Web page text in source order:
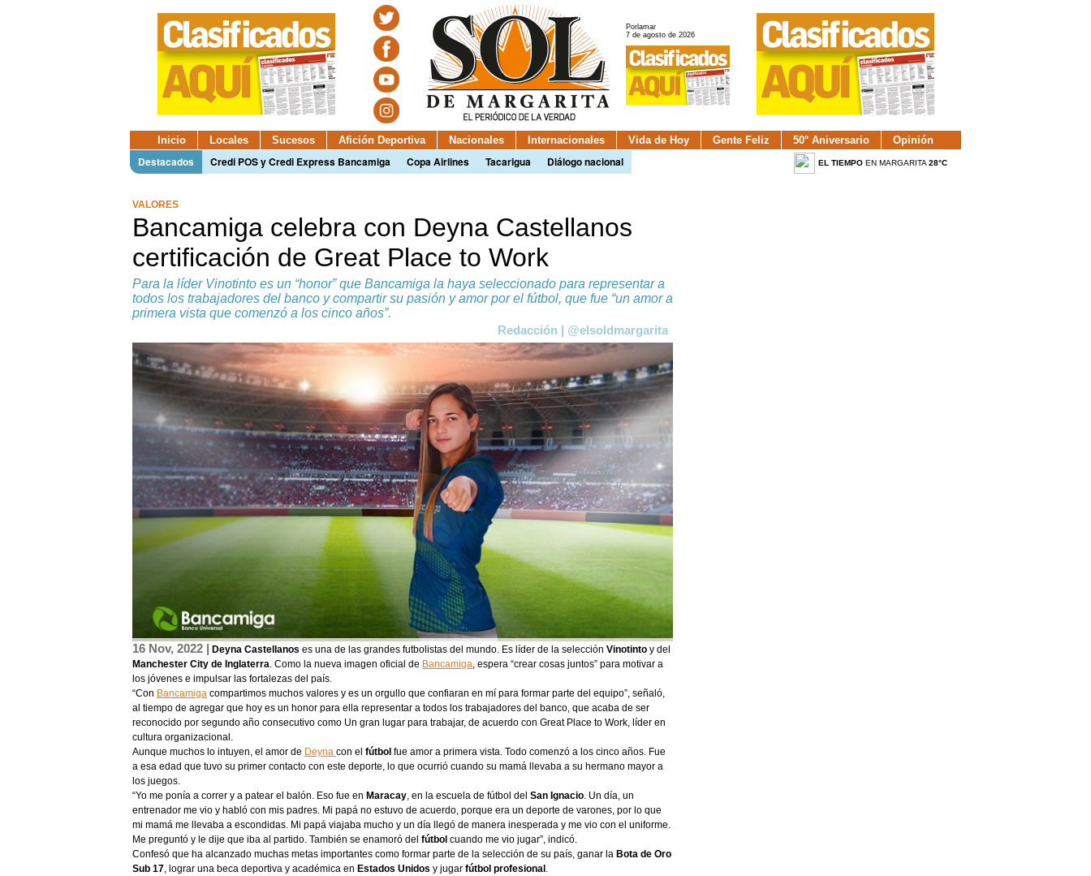
Porlamar
7 de agosto de 2026
Inicio Locales Sucesos Afición Deportiva Nacionales Internacionales Vida de Hoy Gente Feliz 50° Aniversario Opinión
Destacados Credi POS y Credi Express Bancamiga Copa Airlines Tacarigua Diálogo nacional EL TIEMPOEN MARGARITA 28°C
VALORES
Bancamiga celebra con Deyna Castellanos
certificación de Great Place to Work
Para la líder Vinotinto es un “honor” que Bancamiga la haya seleccionado para representar a
todos los trabajadores del banco y compartir su pasión y amor por el fútbol, que fue “un amor a
primera vista que comenzó a los cinco años”.
Redacción | @elsoldmargarita
16 Nov, 2022 | Deyna Castellanos es una de las grandes futbolistas del mundo. Es líder de la selección Vinotinto y del
Manchester City de Inglaterra. Como la nueva imagen oficial de Bancamiga, espera “crear cosas juntos” para motivar a
los jóvenes e impulsar las fortalezas del país.
“Con Bancamiga compartimos muchos valores y es un orgullo que confiaran en mí para formar parte del equipo”, señaló,
al tiempo de agregar que hoy es un honor para ella representar a todos los trabajadores del banco, que acaba de ser
reconocido por segundo año consecutivo como Un gran lugar para trabajar, de acuerdo con Great Place to Work, líder en
cultura organizacional.
Aunque muchos lo intuyen, el amor de Deyna con el fútbol fue amor a primera vista. Todo comenzó a los cinco años. Fue
a esa edad que tuvo su primer contacto con este deporte, lo que ocurrió cuando su mamá llevaba a su hermano mayor a
los juegos.
“Yo me ponía a correr y a patear el balón. Eso fue en Maracay, en la escuela de fútbol del San Ignacio. Un día, un
entrenador me vio y habló con mis padres. Mi papá no estuvo de acuerdo, porque era un deporte de varones, por lo que
mi mamá me llevaba a escondidas. Mi papá viajaba mucho y un día llegó de manera inesperada y me vio con el uniforme.
Me preguntó y le dije que iba al partido. También se enamoró del fútbol cuando me vio jugar”, indicó.
Confesó que ha alcanzado muchas metas importantes como formar parte de la selección de su país, ganar la Bota de Oro
Sub 17, lograr una beca deportiva y académica en Estados Unidos y jugar fútbol profesional .